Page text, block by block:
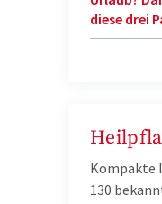
diese drei
Kompakte
130